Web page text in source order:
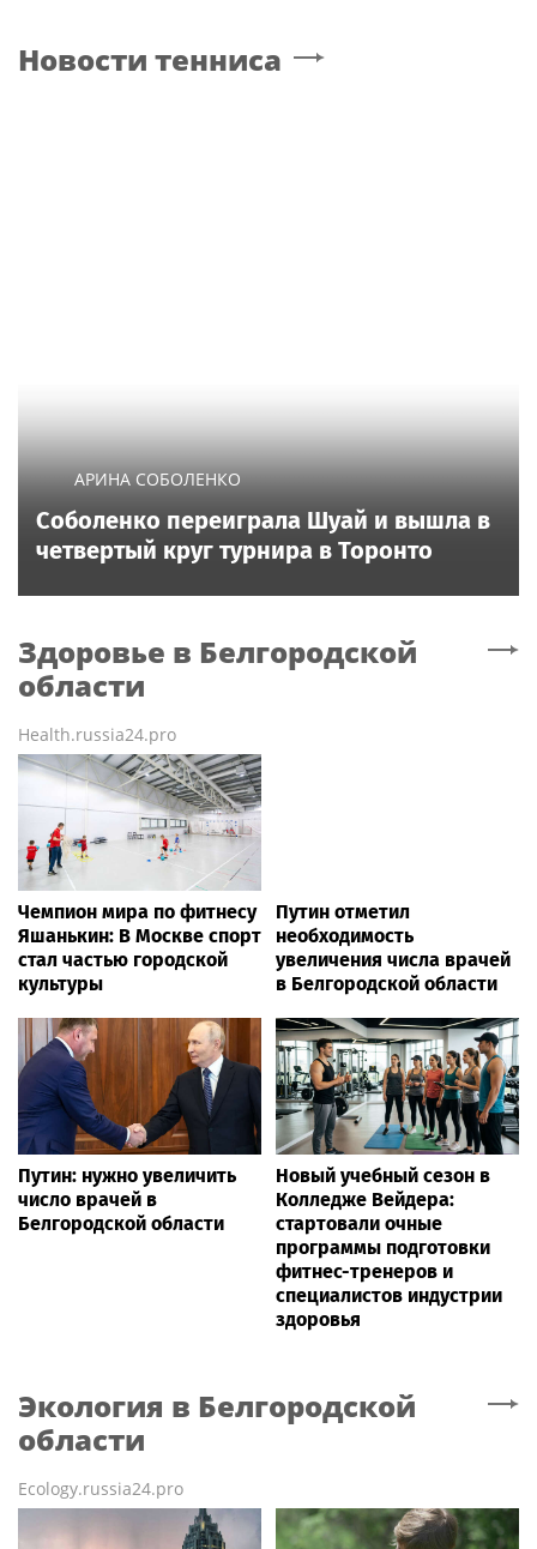
Новости тенниса
АРИНА СОБОЛЕНКО
Соболенко переиграла Шуай и вышла в
четвертый круг турнира в Торонто
Здоровье в Белгородской
области
Health.russia24.pro
Чемпион мира по фитнесу
Яшанькин: В Москве спорт
стал частью городской
культуры
Путин отметил
необходимость
увеличения числа врачей
в Белгородской области
Путин: нужно увеличить
число врачей в
Белгородской области
Новый учебный сезон в
Колледже Вейдера:
стартовали очные
программы подготовки
фитнес-тренеров и
специалистов индустрии
здоровья
Экология в Белгородской
области
Ecology.russia24.pro